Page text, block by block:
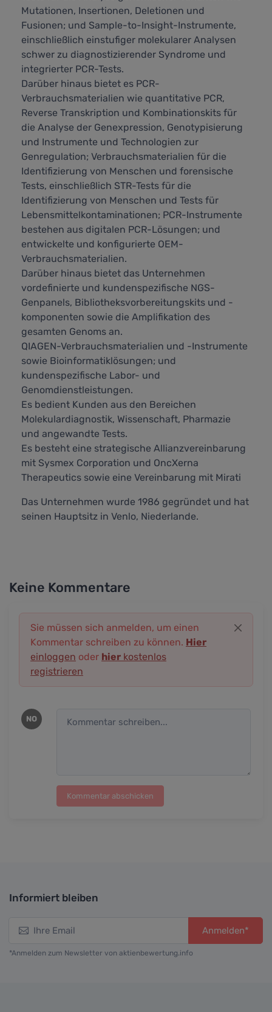
Mutationen, Insertionen, Deletionen und
Fusionen; und Sample-to-Insight-Instrumente,
einschließlich einstufiger molekularer Analysen
schwer zu diagnostizierender Syndrome und
integrierter PCR-Tests.
Darüber hinaus bietet es PCR-
Verbrauchsmaterialien wie quantitative PCR,
Reverse Transkription und Kombinationskits für
die Analyse der Genexpression, Genotypisierung
und Instrumente und Technologien zur
Genregulation; Verbrauchsmaterialien für die
Identifizierung von Menschen und forensische
Tests, einschließlich STR-Tests für die
Identifizierung von Menschen und Tests für
Lebensmittelkontaminationen; PCR-Instrumente
bestehen aus digitalen PCR-Lösungen; und
entwickelte und konfigurierte OEM-
Verbrauchsmaterialien.
Darüber hinaus bietet das Unternehmen
vordefinierte und kundenspezifische NGS-
Genpanels, Bibliotheksvorbereitungskits und -
komponenten sowie die Amplifikation des
gesamten Genoms an.
QIAGEN-Verbrauchsmaterialien und -Instrumente
sowie Bioinformatiklösungen; und
kundenspezifische Labor- und
Genomdienstleistungen.
Es bedient Kunden aus den Bereichen
Molekulardiagnostik, Wissenschaft, Pharmazie
und angewandte Tests.
Es besteht eine strategische Allianzvereinbarung
mit Sysmex Corporation und OncXerna
Therapeutics sowie eine Vereinbarung mit Mirati
Das Unternehmen wurde 1986 gegründet und hat
seinen Hauptsitz in Venlo, Niederlande.
Keine Kommentare
Sie müssen sich anmelden, um einen
Kommentar schreiben zu können. Hier
einloggen oder hier kostenlos
registrieren
NO
Kommentar abschicken
Informiert bleiben
Anmelden*
*Anmelden zum Newsletter von aktienbewertung.info